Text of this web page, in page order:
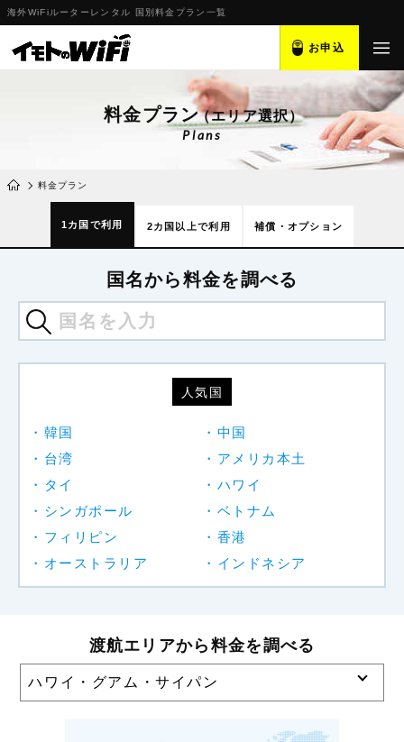
海外WiFiルーターレンタル 国別料金プラン一覧
お申込
料金プラン（エリア選択）
Plans
料金プラン
1カ国で利用 2カ国以上で利用 補償・オプション
国名から料金を調べる
人気国
韓国
中国
台湾
アメリカ本土
タイ
ハワイ
シンガポール
ベトナム
フィリピン
香港
オーストラリア
インドネシア
渡航エリアから料金を調べる